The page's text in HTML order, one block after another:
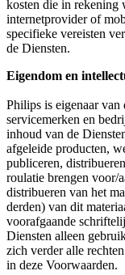
kosten die in rekening
internetprovider of
specifieke vereisten
de Diensten.
Eigendom en
Philips is eigenaar van
servicemerken en
inhoud van de
afgeleide producten,
publiceren,
roulatie brengen voor/
distribueren van het
derden) van dit
voorafgaande
Diensten alleen
zich verder alle
in deze Voorwaarden.